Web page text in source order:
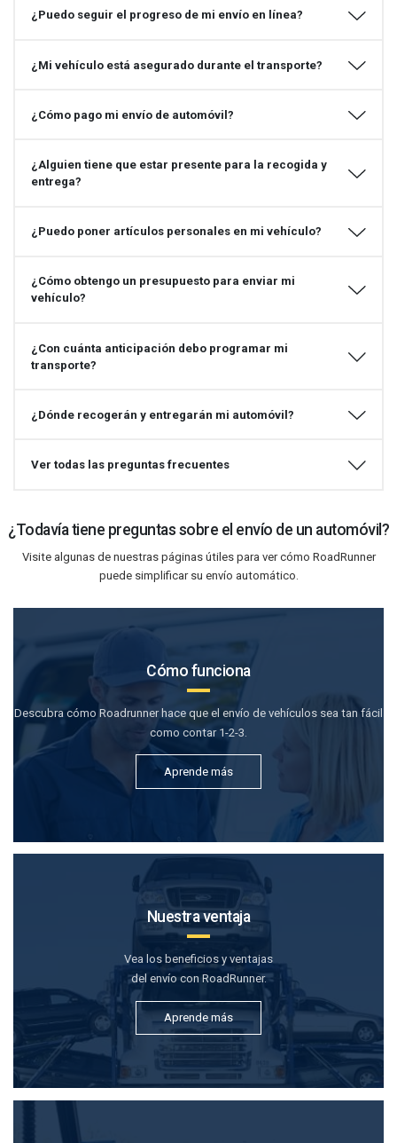
¿Puedo seguir el progreso de mi envío en línea?
¿Mi vehículo está asegurado durante el transporte?
¿Cómo pago mi envío de automóvil?
¿Alguien tiene que estar presente para la recogida y
entrega?
¿Puedo poner artículos personales en mi vehículo?
¿Cómo obtengo un presupuesto para enviar mi
vehículo?
¿Con cuánta anticipación debo programar mi
transporte?
¿Dónde recogerán y entregarán mi automóvil?
Ver todas las preguntas frecuentes
¿Todavía tiene preguntas sobre el envío de un automóvil?
Visite algunas de nuestras páginas útiles para ver cómo RoadRunner
puede simplificar su envío automático.
Cómo funciona
Descubra cómo Roadrunner hace que el envío de vehículos sea tan fácil
como contar 1-2-3.
Aprende más
Nuestra ventaja
Vea los beneficios y ventajas
del envío con RoadRunner.
Aprende más